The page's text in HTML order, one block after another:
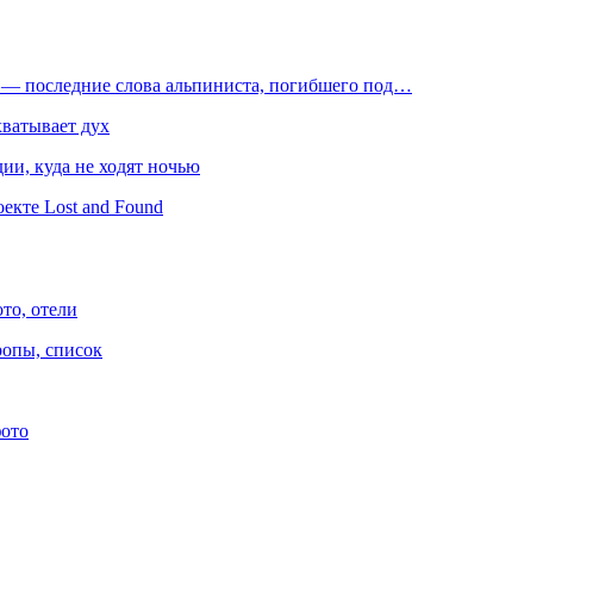
последние слова альпиниста, погибшего под…
дух
куда не ходят ночью
Lost and Found
отели
список